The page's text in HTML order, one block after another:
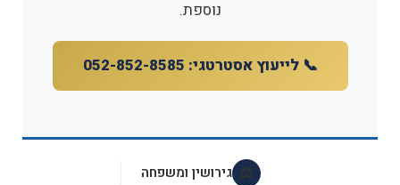
נוספת.
📞 לייעוץ אסטרטגי: 052-852-8585
⚖️ גירושין ומשפחה